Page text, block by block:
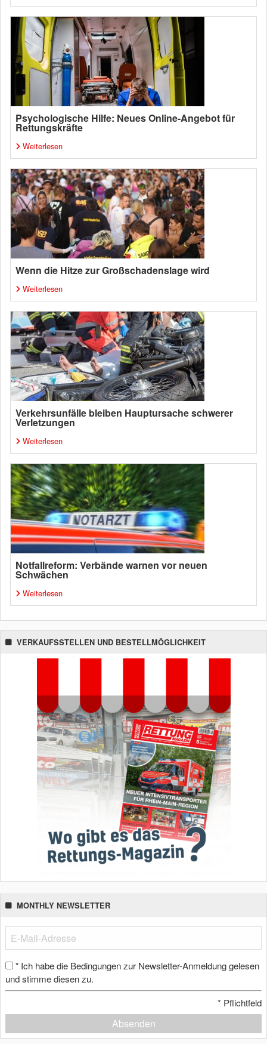
Psychologische Hilfe: Neues Online-Angebot für
Rettungskräfte
Weiterlesen
Wenn die Hitze zur Großschadenslage wird
Weiterlesen
Verkehrsunfälle bleiben Hauptursache schwerer
Verletzungen
Weiterlesen
Notfallreform: Verbände warnen vor neuen
Schwächen
Weiterlesen
VERKAUFSSTELLEN UND BESTELLMÖGLICHKEIT
MONTHLY NEWSLETTER
* Ich habe die Bedingungen zur Newsletter-Anmeldung gelesen
und stimme diesen zu.
* Pflichtfeld
Absenden